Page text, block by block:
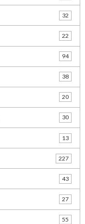
32
22
94
38
20
30
13
227
43
27
55